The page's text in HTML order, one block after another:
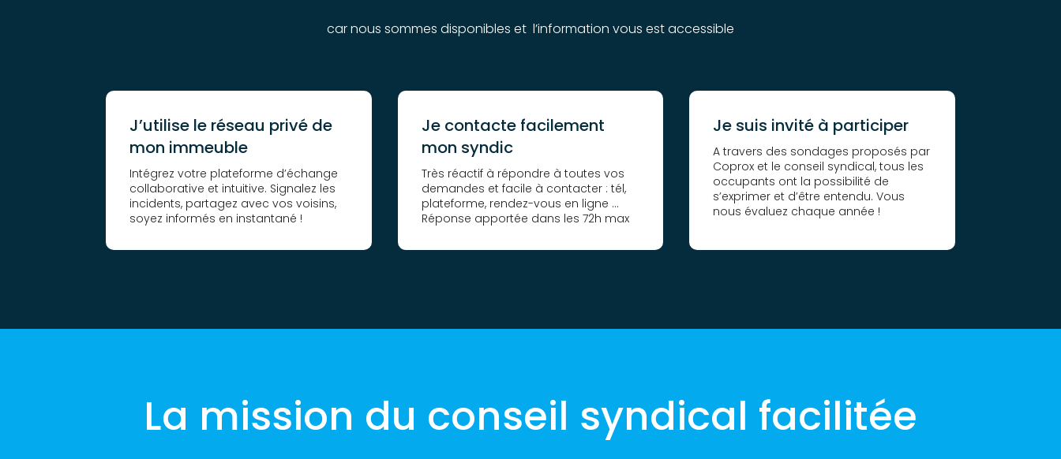
car nous sommes disponibles et l’information vous est accessible
J’utilise le réseau privé de
mon immeuble
Intégrez votre plateforme d’échange
collaborative et intuitive. Signalez les
incidents, partagez avec vos voisins,
soyez informés en instantané !
Je contacte facilement
mon syndic
Très réactif à répondre à toutes vos
demandes et facile à contacter : tél,
plateforme, rendez-vous en ligne …
Réponse apportée dans les 72h max
Je suis invité à participer
A travers des sondages proposés par
Coprox et le conseil syndical, tous les
occupants ont la possibilité de
s’exprimer et d’être entendu. Vous
nous évaluez chaque année !
La mission du conseil syndical facilitée